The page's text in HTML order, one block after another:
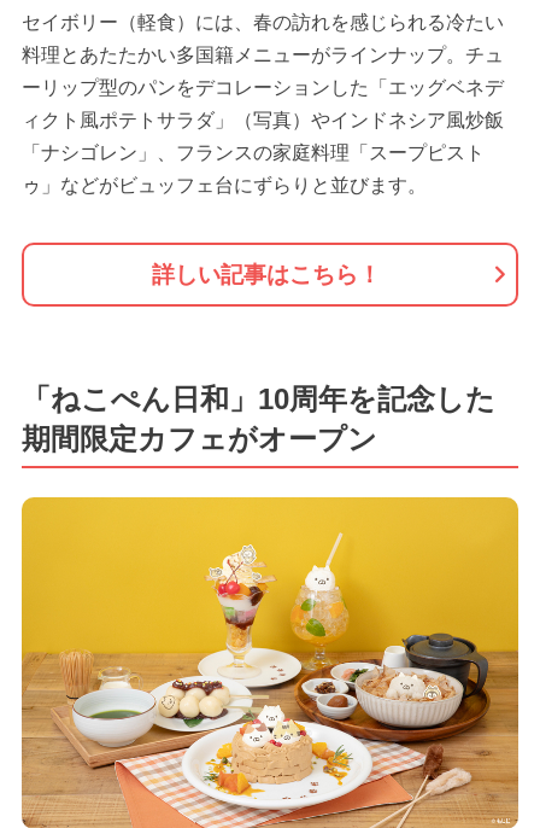
セイボリー（軽食）には、春の訪れを感じられる冷たい
料理とあたたかい多国籍メニューがラインナップ。チュ
ーリップ型のパンをデコレーションした「エッグベネデ
ィクト風ポテトサラダ」（写真）やインドネシア風炒飯
「ナシゴレン」、フランスの家庭料理「スープピスト
ゥ」などがビュッフェ台にずらりと並びます。
詳しい記事はこちら！
「ねこぺん日和」10周年を記念した
期間限定カフェがオープン